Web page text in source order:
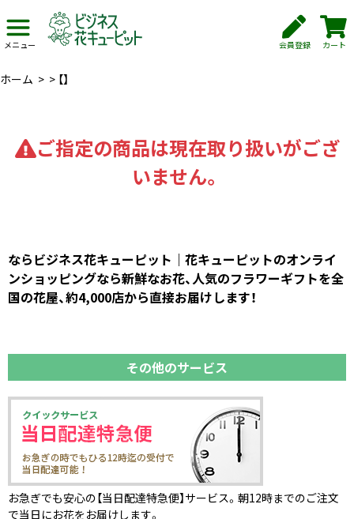
メニュー 会員登録 カート
ホーム > > 【】
ご指定の商品は現在取り扱いがござ
いません。
ならビジネス花キューピット｜花キューピットのオンライ
ンショッピングなら新鮮なお花、人気のフラワーギフトを全
国の花屋、約4,000店から直接お届けします！
その他のサービス
お急ぎでも安心の【当日配達特急便】サービス。朝12時までのご注文
で当日にお花をお届けします。